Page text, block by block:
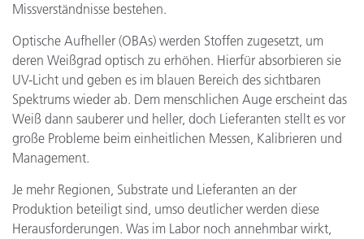
Missverständnisse bestehen.
Optische Aufheller (OBAs) werden Stoffen zugesetzt, um
deren Weißgrad optisch zu erhöhen. Hierfür absorbieren sie
UV-Licht und geben es im blauen Bereich des sichtbaren
Spektrums wieder ab. Dem menschlichen Auge erscheint das
Weiß dann sauberer und heller, doch Lieferanten stellt es vor
große Probleme beim einheitlichen Messen, Kalibrieren und
Management.
Je mehr Regionen, Substrate und Lieferanten an der
Produktion beteiligt sind, umso deutlicher werden diese
Herausforderungen. Was im Labor noch annehmbar wirkt,